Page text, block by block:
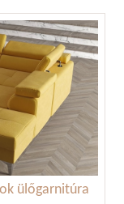
ülőgarnitúra